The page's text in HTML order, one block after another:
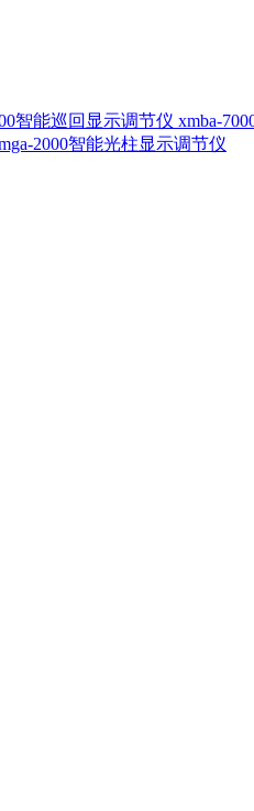
智能巡回显示调节仪 xmba-
2000智能光柱显示调节仪